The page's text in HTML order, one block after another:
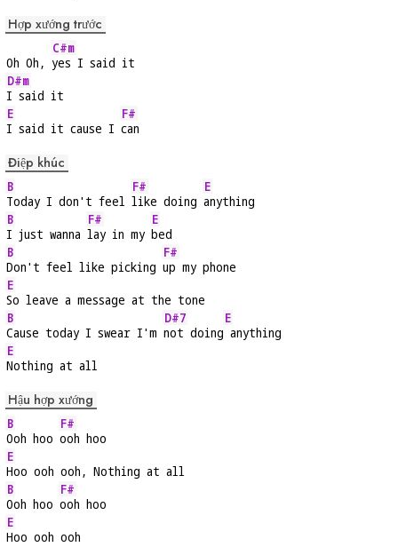
Hợp xướng trước
Oh Oh,
C#m
yes I said it
D#m
I said it
E
I said it cause I
F#
can
Điệp khúc
B
Today I don't feel
F#
like doing
E
anything
B
I just wanna
F#
lay in my
E
bed
B
Don't feel like picking
F#
up my phone
E
So leave a message at the tone
B
Cause today I swear I'm
D#7
not doing
E
anything
E
Nothing at all
Hậu hợp xướng
B
Ooh hoo
F#
ooh hoo
E
Hoo ooh ooh, Nothing at all
B
Ooh hoo
F#
ooh hoo
E
Hoo ooh ooh